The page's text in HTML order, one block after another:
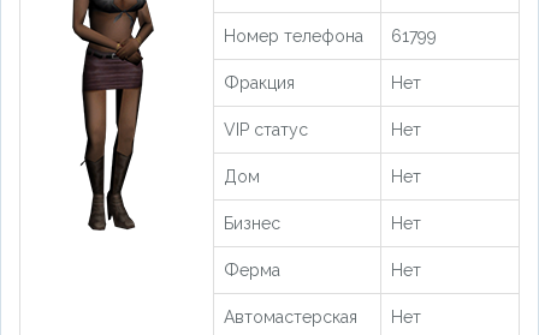
Номер телефона 61799
Фракция Нет
VIP статус Нет
Дом Нет
Бизнес Нет
Ферма Нет
Автомастерская Нет